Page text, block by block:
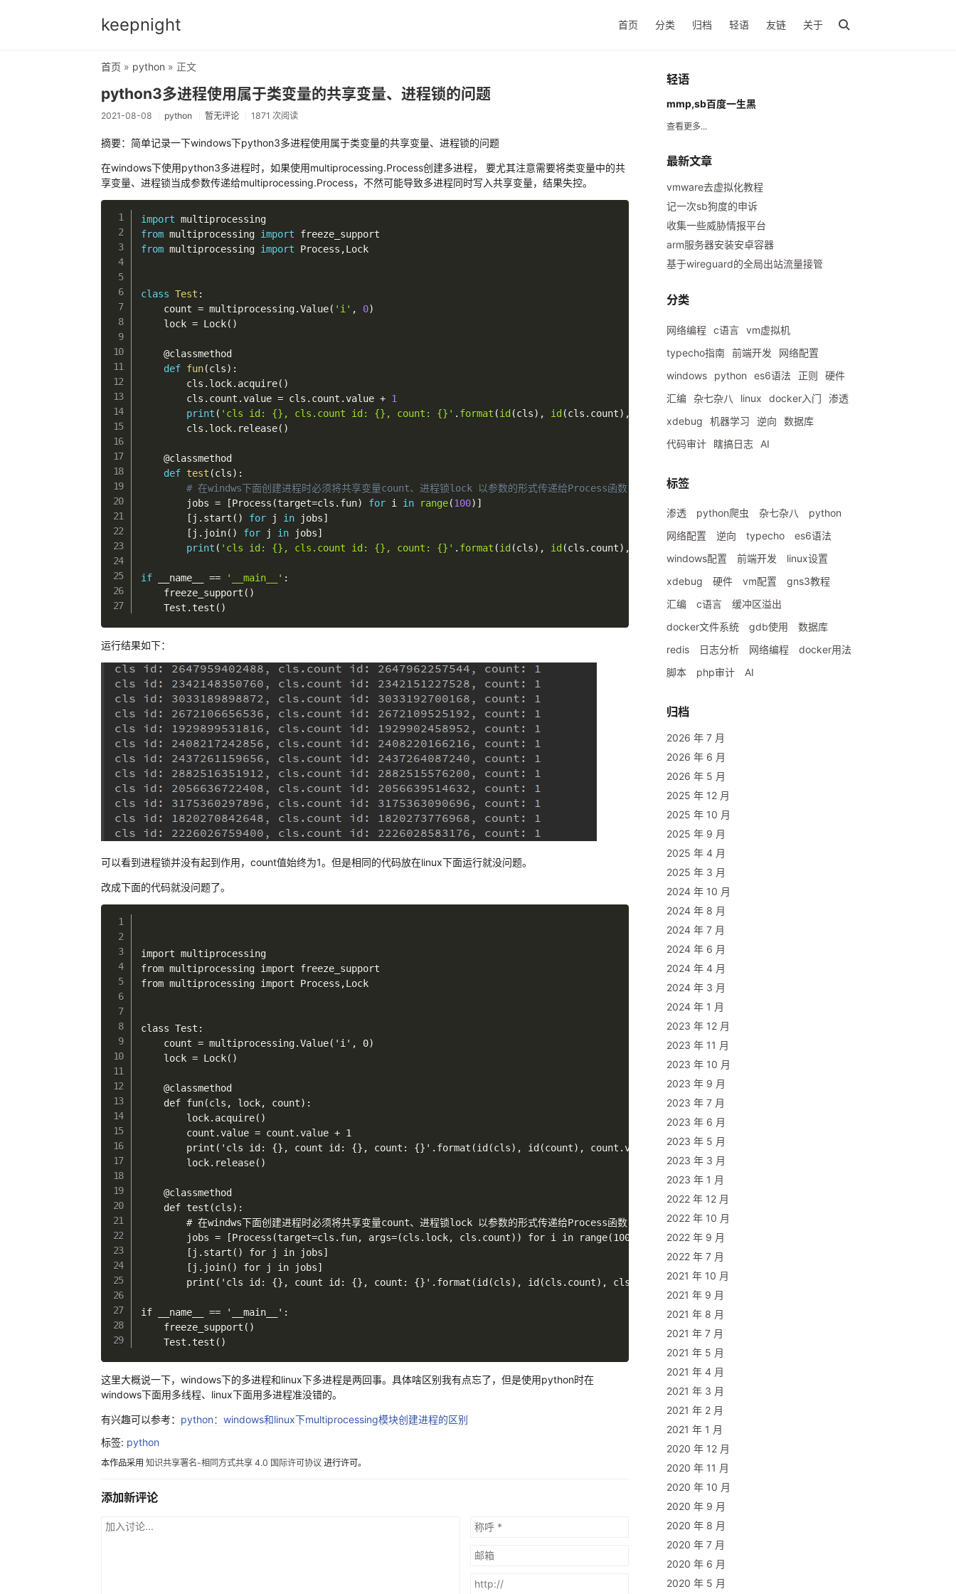
keepnight 首页 分类 归档 轻语 友链 关于
首页 » python » 正文
python3多进程使用属于类变量的共享变量、进程锁的问题
2021-08-08 python 暂无评论 1871 次阅读
摘要：简单记录一下windows下python3多进程使用属于类变量的共享变量、进程锁的问题
在windows下使用python3多进程时，如果使用multiprocessing.Process创建多进程， 要尤其注意需要将类变量中的共
享变量、进程锁当成参数传递给multiprocessing.Process，不然可能导致多进程同时写入共享变量，结果失控。
import
from multiprocessing import
from multiprocessing import Process ,Lock
class Test :
    count
= multiprocessing.Value( 'i' , 0)
    lock
= Lock( )
@classmethod
def fun(cls) :
        cls
. lock. acquire( )
        cls
. count .value = cls . count .value + 1
print ( 'cls id: {}, cls.count id: {}, count: {}' . format (id (cls) , id (cls . count) ,
        cls
. lock. release( )
@classmethod
def test (cls) :
# 在windws下面创建进程时必须将共享变量count、进程锁lock 以参数的形式传递给Process函数，不然结果失控
        jobs
= [Process (target=cls . fun) for i in range(100) ]
[ j . start ( ) for j in jobs]
[ j . join( ) for j in jobs]
print ( 'cls id: {}, cls.count id: {}, count: {}' . format (id (cls) , id (cls . count) ,
if __name__ == '__main__' :
    freeze_support
( )
    Test
.test ( )
运行结果如下：
可以看到进程锁并没有起到作用，count值始终为1。但是相同的代码放在linux下面运行就没问题。
改成下面的代码就没问题了。
import multiprocessing
from multiprocessing import freeze_support
from multiprocessing import Process,Lock
class Test:
    count = multiprocessing.Value('i', 0)
    lock = Lock()
    @classmethod
    def fun(cls, lock, count):
        lock.acquire()
        count.value = count.value + 1
        print('cls id: {}, count id: {}, count: {}'.format(id(cls), id(count), count.value))
        lock.release()
    @classmethod
    def test(cls):
        # 在windws下面创建进程时必须将共享变量count、进程锁lock 以参数的形式传递给Process函数，不然结果失控
        jobs = [Process(target=cls.fun, args=(cls.lock, cls.count)) for i in range(100)]
        [j.start() for j in jobs]
        [j.join() for j in jobs]
        print('cls id: {}, count id: {}, count: {}'.format(id(cls), id(cls.count), cls.count.value))
if __name__ == '__main__':
    freeze_support()
这里大概说一下，windows下的多进程和linux下多进程是两回事。具体啥区别我有点忘了，但是使用python时在
windows下面用多线程、linux下面用多进程准没错的。
有兴趣可以参考： python：windows和linux下multiprocessing模块创建进程的区别
标签: python
本作品采用 知识共享署名-相同方式共享 4.0 国际许可协议 进行许可。
添加新评论
轻语
mmp,sb百度一生黑
查看更多...
最新文章
vmware去虚拟化教程
记一次sb狗度的申诉
收集一些威胁情报平台
arm服务器安装安卓容器
基于wireguard的全局出站流量接管
分类
网络编程 c语言 vm虚拟机
typecho指南 前端开发
网络配置
windows
python es6语法 正则
硬件
汇编
杂七杂八 linux docker入门
渗透
xdebug
机器学习 逆向
数据库
代码审计
瞎搞日志 AI
标签
渗透 python爬虫 杂七杂八
python
网络配置
逆向 typecho
es6语法
windows配置
前端开发
linux设置
xdebug
硬件 vm配置
gns3教程
汇编
c语言
缓冲区溢出
docker文件系统
gdb使用
数据库
redis
日志分析 网络编程
docker用法
脚本
php审计 AI
归档
2026 年 7 月
2026 年 6 月
2026 年 5 月
2025 年 12 月
2025 年 10 月
2025 年 9 月
2025 年 4 月
2025 年 3 月
2024 年 10 月
2024 年 8 月
2024 年 7 月
2024 年 6 月
2024 年 4 月
2024 年 3 月
2024 年 1 月
2023 年 12 月
2023 年 11 月
2023 年 10 月
2023 年 9 月
2023 年 7 月
2023 年 6 月
2023 年 5 月
2023 年 3 月
2023 年 1 月
2022 年 12 月
2022 年 10 月
2022 年 9 月
2022 年 7 月
2021 年 10 月
2021 年 9 月
2021 年 8 月
2021 年 7 月
2021 年 5 月
2021 年 4 月
2021 年 3 月
2021 年 2 月
2021 年 1 月
2020 年 12 月
2020 年 11 月
2020 年 10 月
2020 年 9 月
2020 年 8 月
2020 年 7 月
2020 年 6 月
2020 年 5 月